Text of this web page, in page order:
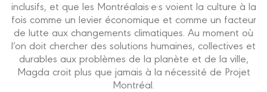
inclusifs, et que les Montréalais·e·s voient la culture à la
fois comme un levier économique et comme un facteur
de lutte aux changements climatiques. Au moment où
l’on doit chercher des solutions humaines, collectives et
durables aux problèmes de la planète et de la ville,
Magda croit plus que jamais à la nécessité de Projet
Montréal.